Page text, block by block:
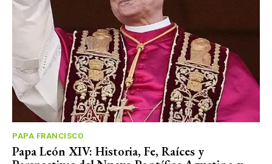
PAPA FRANCISCO
Papa León XIV: Historia, Fe, Raíces y